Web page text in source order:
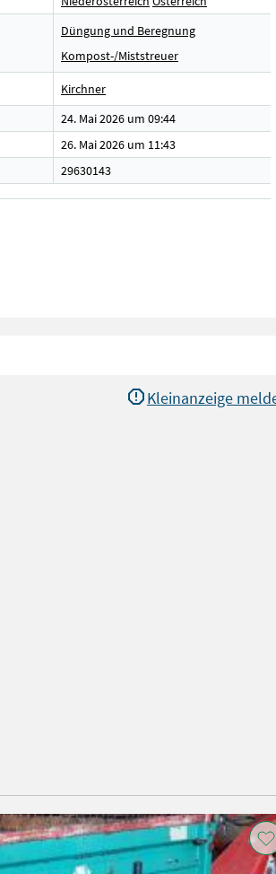
Düngung und Beregnung
Kompost-/Miststreuer
Kirchner
24. Mai 2026 um 09:44
26. Mai 2026 um 11:43
29630143
Kleinanzeige